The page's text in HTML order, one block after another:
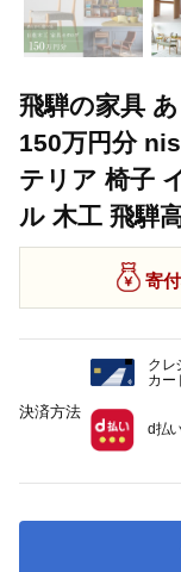
飛騨の家具
150万円分
テリア 椅子
ル 木工 飛騨
寄
決済方法
クレ
カー
d払